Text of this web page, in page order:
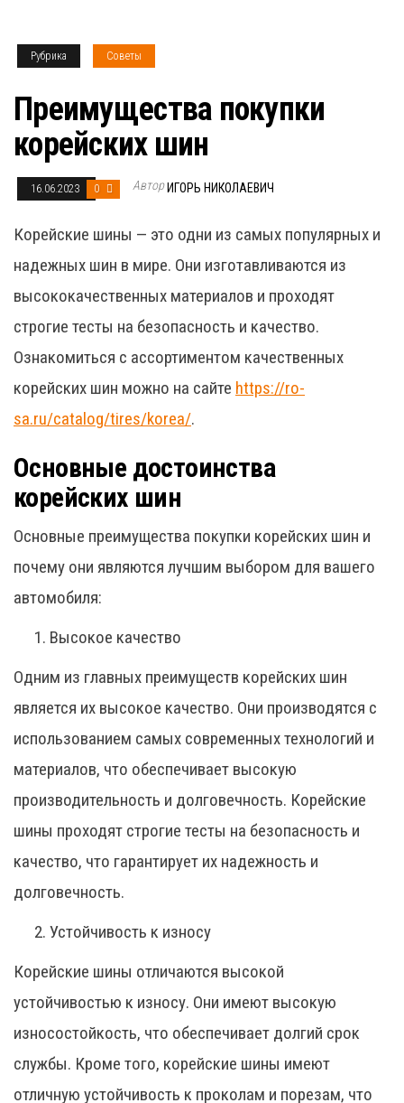
Рубрика Советы
Преимущества покупки
корейских шин
16.06.2023 0 Автор ИГОРЬ НИКОЛАЕВИЧ
Корейские шины — это одни из самых популярных и
надежных шин в мире. Они изготавливаются из
высококачественных материалов и проходят
строгие тесты на безопасность и качество.
Ознакомиться с ассортиментом качественных
корейских шин можно на сайте https://ro-
sa.ru/catalog/tires/korea/.
Основные достоинства
корейских шин
Основные преимущества покупки корейских шин и
почему они являются лучшим выбором для вашего
автомобиля:
Высокое качество
Одним из главных преимуществ корейских шин
является их высокое качество. Они производятся с
использованием самых современных технологий и
материалов, что обеспечивает высокую
производительность и долговечность. Корейские
шины проходят строгие тесты на безопасность и
качество, что гарантирует их надежность и
долговечность.
Устойчивость к износу
Корейские шины отличаются высокой
устойчивостью к износу. Они имеют высокую
износостойкость, что обеспечивает долгий срок
службы. Кроме того, корейские шины имеют
отличную устойчивость к проколам и порезам, что